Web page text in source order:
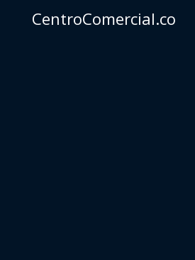
CentroComercial.co